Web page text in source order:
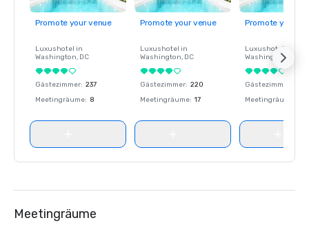
Promote your venue
Luxushotel in
Washington, DC
Gästezimmer: 237
Meetingräume: 8
Promote your venue
Luxushotel in
Washington, DC
Gästezimmer: 220
Meetingräume: 17
Promote your
Luxushotel in
Washington
Gästezimmer
Meetingräume
Meetingräume